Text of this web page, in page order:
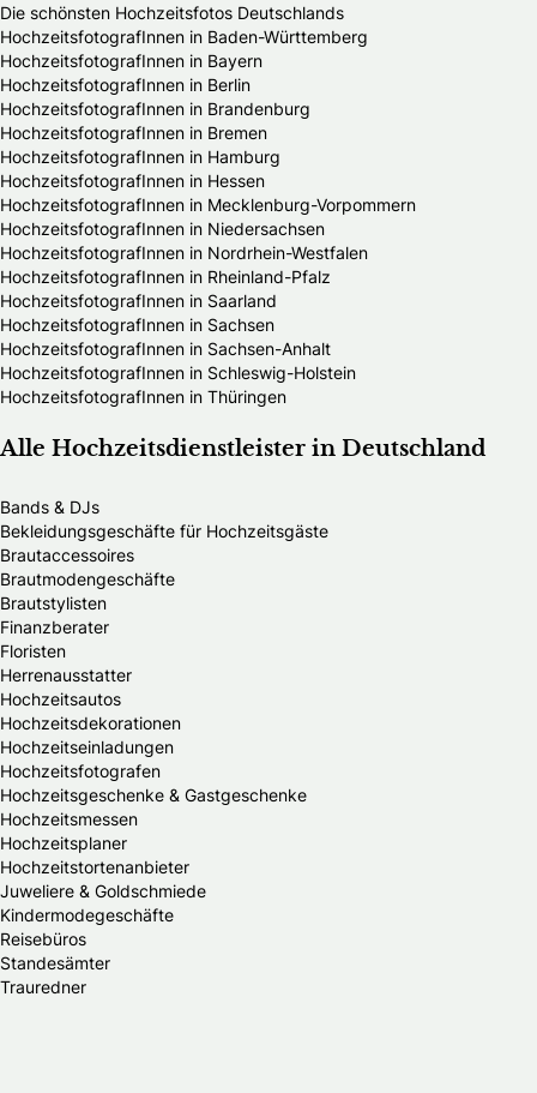
Die schönsten Hochzeitsfotos Deutschlands
HochzeitsfotografInnen in Baden-Württemberg
HochzeitsfotografInnen in Bayern
HochzeitsfotografInnen in Berlin
HochzeitsfotografInnen in Brandenburg
HochzeitsfotografInnen in Bremen
HochzeitsfotografInnen in Hamburg
HochzeitsfotografInnen in Hessen
HochzeitsfotografInnen in Mecklenburg-Vorpommern
HochzeitsfotografInnen in Niedersachsen
HochzeitsfotografInnen in Nordrhein-Westfalen
HochzeitsfotografInnen in Rheinland-Pfalz
HochzeitsfotografInnen in Saarland
HochzeitsfotografInnen in Sachsen
HochzeitsfotografInnen in Sachsen-Anhalt
HochzeitsfotografInnen in Schleswig-Holstein
HochzeitsfotografInnen in Thüringen
Alle Hochzeitsdienstleister in Deutschland
Bands & DJs
Bekleidungsgeschäfte für Hochzeitsgäste
Brautaccessoires
Brautmodengeschäfte
Brautstylisten
Finanzberater
Floristen
Herrenausstatter
Hochzeitsautos
Hochzeitsdekorationen
Hochzeitseinladungen
Hochzeitsfotografen
Hochzeitsgeschenke & Gastgeschenke
Hochzeitsmessen
Hochzeitsplaner
Hochzeitstortenanbieter
Juweliere & Goldschmiede
Kindermodegeschäfte
Reisebüros
Standesämter
Trauredner